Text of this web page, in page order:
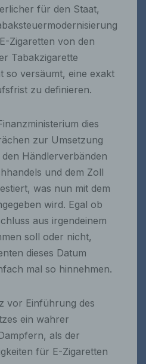
für den Staat,
Zigaretten von den
Tabakzigarette
so versäumt, eine exakt
zu definieren.
dies
zur Umsetzung
Händlerverbänden
und dem Zoll
was nun mit dem
wird. Egal ob
aus irgendeinem
soll oder nicht,
dieses Datum
mal so hinnehmen.
vor Einführung des
ein wahrer
als der
für E-Zigaretten